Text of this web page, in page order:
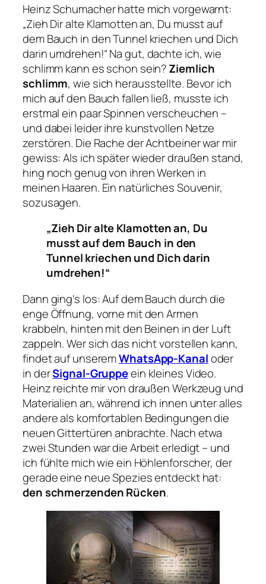
Heinz Schumacher hatte mich vorgewarnt:
„Zieh Dir alte Klamotten an, Du musst auf
dem Bauch in den Tunnel kriechen und Dich
darin umdrehen!“Na gut, dachte ich, wie
schlimm kann es schon sein?Ziemlich
schlimm, wie sich herausstellte. Bevor ich
mich auf den Bauch fallen ließ, musste ich
erstmal ein paar Spinnen verscheuchen –
und dabei leider ihre kunstvollen Netze
zerstören. Die Rache der Achtbeiner war mir
gewiss: Als ich später wieder draußen stand,
hing noch genug von ihren Werken in
meinen Haaren. Ein natürliches Souvenir,
sozusagen.
„Zieh Dir alte Klamotten an, Du
musst auf dem Bauch in den
Tunnel kriechen und Dich darin
umdrehen!“
Dann ging’s los: Auf dem Bauch durch die
enge Öffnung, vorne mit den Armen
krabbeln, hinten mit den Beinen in der Luft
zappeln. Wer sich das nicht vorstellen kann,
findet auf unseremWhatsApp-Kanaloder
in derSignal-Gruppeein kleines Video.
Heinz reichte mir von draußen Werkzeug und
Materialien an, während ich innen unter alles
andere als komfortablen Bedingungen die
neuen Gittertüren anbrachte. Nach etwa
zwei Stunden war die Arbeit erledigt – und
ich fühlte mich wie ein Höhlenforscher, der
gerade eine neue Spezies entdeckt hat:
den schmerzenden Rücken.